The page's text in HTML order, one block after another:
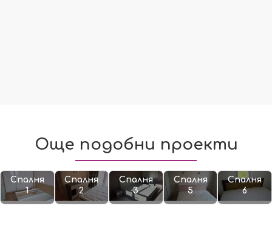
Още подобни проекти
Спалня
1
Спалня
2
Спалня
3
Спалня
5
Спалня
6